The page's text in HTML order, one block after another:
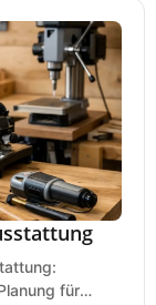
für